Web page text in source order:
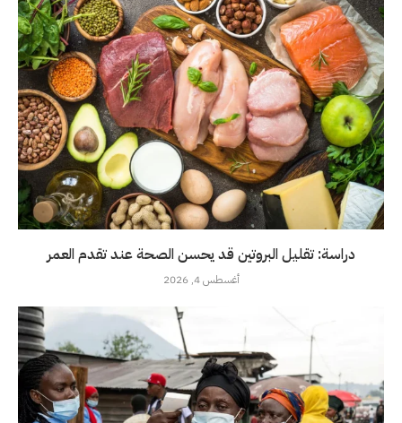
دراسة: تقليل البروتين قد يحسن الصحة عند تقدم العمر
أغسطس 4, 2026